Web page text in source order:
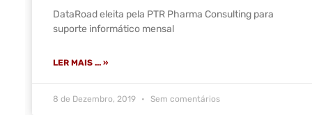
DataRoad eleita pela PTR Pharma Consulting para
suporte informático mensal
LER MAIS ... »
8 de Dezembro, 2019 Sem comentários